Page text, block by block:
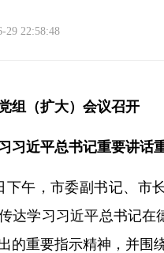
22:58:48
组（扩大）会议召开
习近平总书记重要讲话
午，市委副书记、市长
达学习习近平总书记
的重要指示精神，并围